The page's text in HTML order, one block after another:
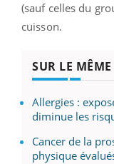
(sauf celles du
cuisson.
SUR LE
Allergies :
diminue les
Cancer de la
physique